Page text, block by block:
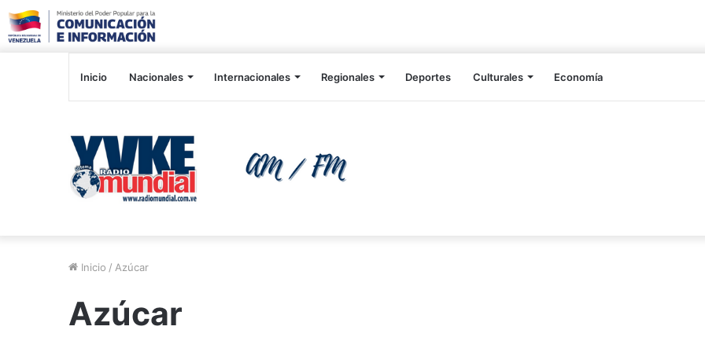
Inicio Nacionales Internacionales Regionales Deportes Culturales Economía
Inicio / Azúcar
Azúcar